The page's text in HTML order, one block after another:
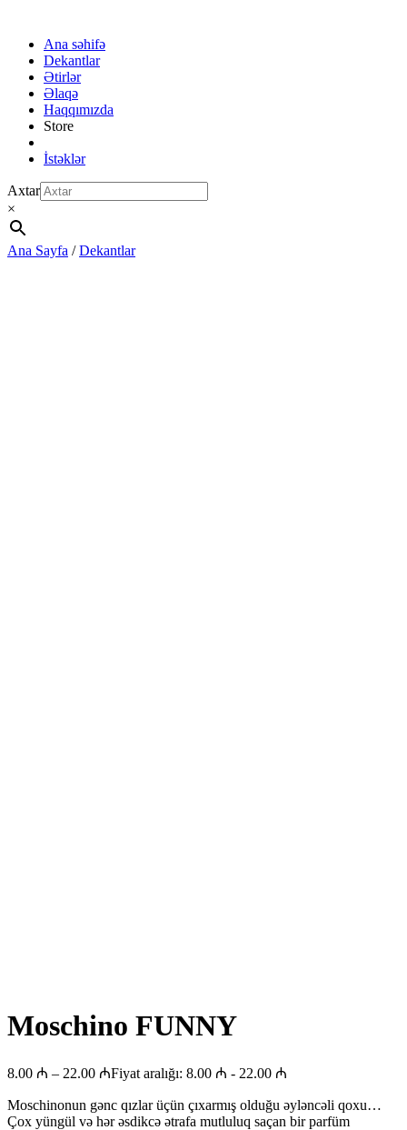
Ana səhifə
Dekantlar
Ətirlər
Əlaqə
Haqqımızda
Store
İstəklər
Axtar
×
Ana Sayfa /Dekantlar
Moschino FUNNY
8.00 ₼ – 22.00 ₼Fiyat aralığı: 8.00 ₼ - 22.00 ₼
Moschinonun gənc qızlar üçün çıxarmış olduğu əyləncəli qoxu…
Çox yüngül və hər əsdikcə ətrafa mutluluq saçan bir parfüm